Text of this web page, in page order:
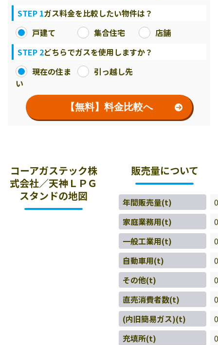
STEP 1ガス料金を比較したい物件は？
戸建て
集合住宅
店舗
STEP 2どちらでガスを使用しますか？
現在の住ま
い
引っ越し先
【無料】料金比較へ
コーアガステック株
式会社／天神ＬＰＧ
スタンドの地図
販売量について
年間販売量(t)
0
家庭業務用(t)
0
一般工業用(t)
0
自動車用(t)
0
その他(t)
0
直売消費者数(t)
0
(内旧簡易ガス)(t)
0
充填所(t)
0